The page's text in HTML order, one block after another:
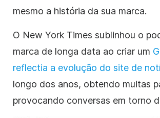
mesmo a história da sua marca.
O New York Times sublinhou o
marca de longa data ao criar um
reflectia a evolução do site de
longo dos anos, obtendo muitas
provocando conversas em torno